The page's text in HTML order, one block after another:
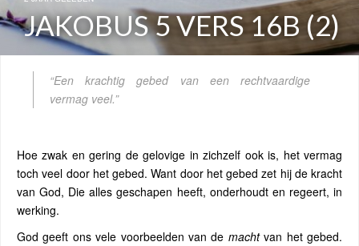
JAKOBUS 5 VERS 16B (2)
“Een krachtig gebed van een rechtvaardige
vermag veel.”
Hoe zwak en gering de gelovige in zichzelf ook is, het vermag
toch veel door het gebed. Want door het gebed zet hij de kracht
van God, Die alles geschapen heeft, onderhoudt en regeert, in
werking.
God geeft ons vele voorbeelden van de machtvan het gebed.